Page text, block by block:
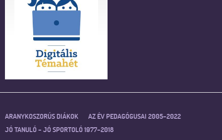
ARANYKOSZORÚS DIÁKOK
AZ ÉV PEDAGÓGUSAI 2005–2022
JÓ TANULÓ – JÓ SPORTOLÓ 1977–2018